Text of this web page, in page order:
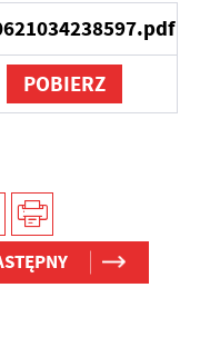
POBIERZ
pojawić się na
będących naszymi
Firmy te działają
nasze treści w
mediów